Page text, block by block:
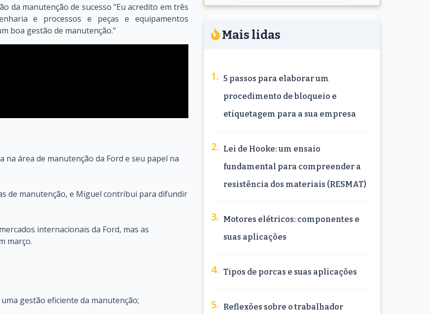
da manutenção de sucesso "Eu acredito em três
e processos e peças e equipamentos
boa gestão de manutenção."
área de manutenção da Ford e seu papel na
de manutenção, e Miguel contribui para difundir
internacionais da Ford, mas as
março.
gestão eficiente da manutenção;
Mais lidas
5 passos para elaborar um
procedimento de bloqueio e
etiquetagem para a sua empresa
Lei de Hooke: um ensaio
fundamental para compreender a
resistência dos materiais (RESMAT)
Motores elétricos: componentes e
suas aplicações
Tipos de porcas e suas aplicações
Reflexões sobre o trabalhador